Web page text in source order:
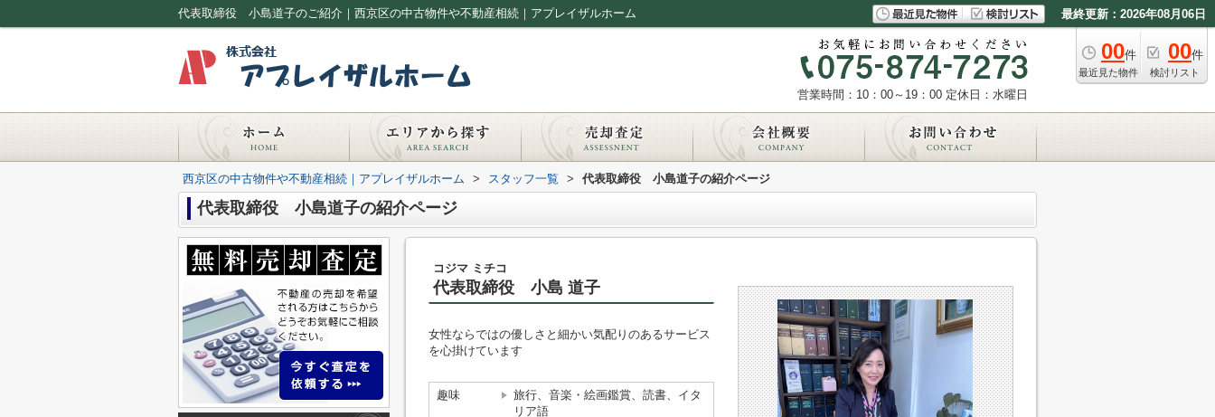
代表取締役 小島道子のご紹介｜西京区の中古物件や不動産相続｜アプレイザルホーム 最終更新：2026年08月06日
00件
最近見た物件
00件
検討リスト
営業時間：10：00～19：00 定休日：水曜日
西京区の中古物件や不動産相続｜アプレイザルホーム > スタッフ一覧 > 代表取締役 小島道子の紹介ページ
代表取締役 小島道子の紹介ページ
コジマ ミチコ
代表取締役 小島 道子
女性ならではの優しさと細かい気配りのあるサービス
を心掛けています
趣味
旅行、音楽・絵画鑑賞、読書、イタ
リア語